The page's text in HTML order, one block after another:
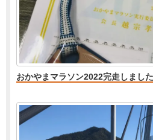
おかやまマラソン2022完走しました